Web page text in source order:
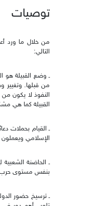
توصيات
من خلال ما ورد
التالي:
ـ وضع القبيلة هو
من قبلها. وتغيير
النفوذ لا يكون
القبيلة كما هي
ـ القيام بحملات
الإسلامي
ـ الحاضنة
بنفس مستوى حرب
ـ ترسيخ حضور